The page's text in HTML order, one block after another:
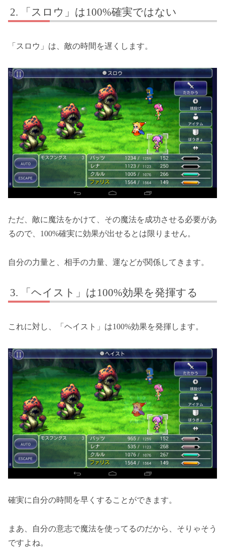
「スロウ」は100%確実ではない
「スロウ」は、敵の時間を遅くします。
ただ、敵に魔法をかけて、その魔法を成功させる必要があ
るので、100%確実に効果が出せるとは限りません。
自分の力量と、相手の力量、運などが関係してきます。
「ヘイスト」は100%効果を発揮する
これに対し、「ヘイスト」は100%効果を発揮します。
確実に自分の時間を早くすることができます。
まあ、自分の意志で魔法を使ってるのだから、そりゃそう
ですよね。